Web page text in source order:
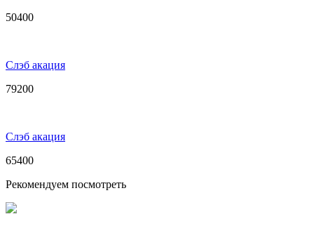
50400
Слэб акация
79200
Слэб акация
65400
Рекомендуем посмотреть